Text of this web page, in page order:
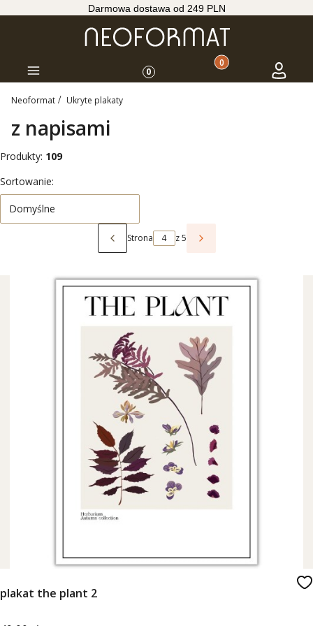
Darmowa dostawa od 249 PLN
Menu 0 Produkty w koszyku:
Koszyk Zaloguj
Neoformat Ukryte plakaty
z napisami
Produkty: 109
Lista produktów
Sortowanie:
Domyślne
Poprzednie produkty
Strona z 5 Następne produkty
plakat the plant 2